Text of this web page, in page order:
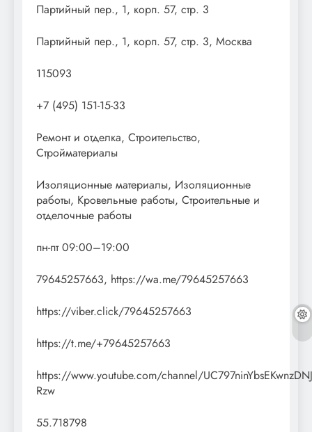
Партийный пер., 1, корп. 57, стр. 3
Партийный пер., 1, корп. 57, стр. 3, Москва
115093
+7 (495) 151-15-33
Ремонт и отделка, Строительство,
Стройматериалы
Изоляционные материалы, Изоляционные
работы, Кровельные работы, Строительные и
отделочные работы
пн-пт 09:00–19:00
79645257663, https://wa.me/79645257663
https://viber.click/79645257663
https://t.me/+79645257663
https://www.youtube.com/channel/
Rzw
55.718798